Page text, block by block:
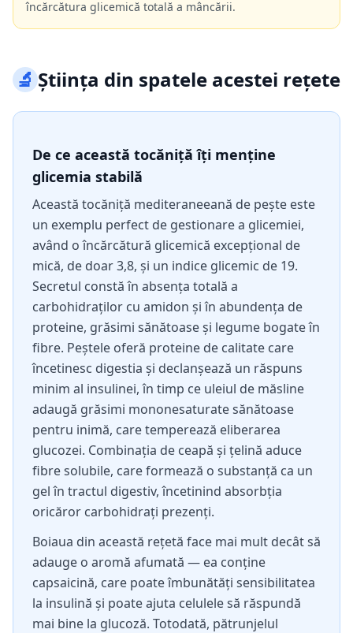
încărcătura glicemică totală a mâncării.
🔬Știința din spatele acestei rețete
De ce această tocăniță îți menține
glicemia stabilă
Această tocăniță mediteraneeană de pește este
un exemplu perfect de gestionare a glicemiei,
având o încărcătură glicemică excepțional de
mică, de doar 3,8, și un indice glicemic de 19.
Secretul constă în absența totală a
carbohidraților cu amidon și în abundența de
proteine, grăsimi sănătoase și legume bogate în
fibre. Peștele oferă proteine de calitate care
încetinesc digestia și declanșează un răspuns
minim al insulinei, în timp ce uleiul de măsline
adaugă grăsimi mononesaturate sănătoase
pentru inimă, care temperează eliberarea
glucozei. Combinația de ceapă și țelină aduce
fibre solubile, care formează o substanță ca un
gel în tractul digestiv, încetinind absorbția
oricăror carbohidrați prezenți.
Boiaua din această rețetă face mai mult decât să
adauge o aromă afumată — ea conține
capsaicină, care poate îmbunătăți sensibilitatea
la insulină și poate ajuta celulele să răspundă
mai bine la glucoză. Totodată, pătrunjelul